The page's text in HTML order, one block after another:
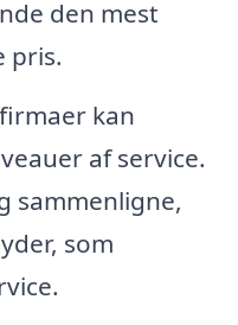
den mest
pris.
kan
af service.
sammenligne,
som